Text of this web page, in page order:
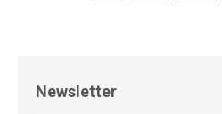
Newsletter